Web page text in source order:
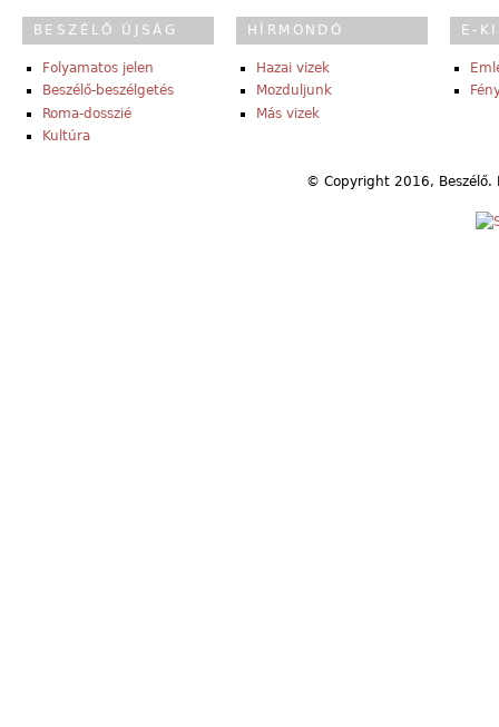
BESZÉLŐ ÚJSÁG
Folyamatos jelen
Beszélő-beszélgetés
Roma-dosszié
Kultúra
HÍRMONDÓ
Hazai vizek
Mozduljunk
Más vizek
E-
© Copyright 2016,